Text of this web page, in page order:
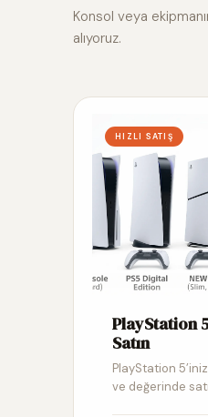
Konsol veya
alıyoruz.
HIZLI SATIŞ
PlayStation
Satın
PlayStation
ve değerinde